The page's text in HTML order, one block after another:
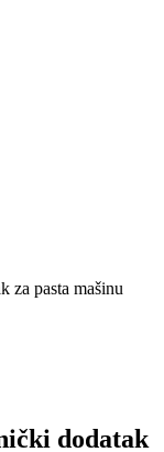
za pasta mašinu
dodatak